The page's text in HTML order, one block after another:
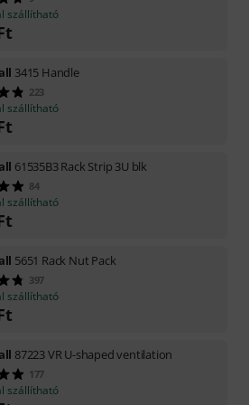
szállítható
3415 Handle
223
szállítható
61535B3 Rack Strip 3U blk
84
szállítható
5651 Rack Nut Pack
397
szállítható
87223 VR U-shaped ventilation
177
szállítható